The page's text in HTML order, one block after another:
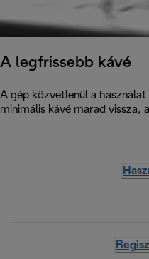
A legfrissebb kávé
A gép közvetlenül a
minimális kávé marad vissza,